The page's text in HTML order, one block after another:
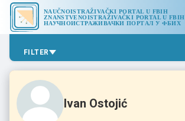
NAUČNOISTRAŽIVAČKI PORTAL U FBIH
ZNANSTVENOISTRAŽIVAČKI PORTAL U FBIH
НАУЧНОИСТРАЖИВАЧКИ ПОРТАЛ У ФБИХ
FILTER
Ivan Ostojić